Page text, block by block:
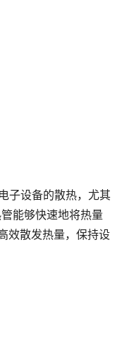
子设备的散热，尤其
能够快速地将热量
效散发热量，保持设